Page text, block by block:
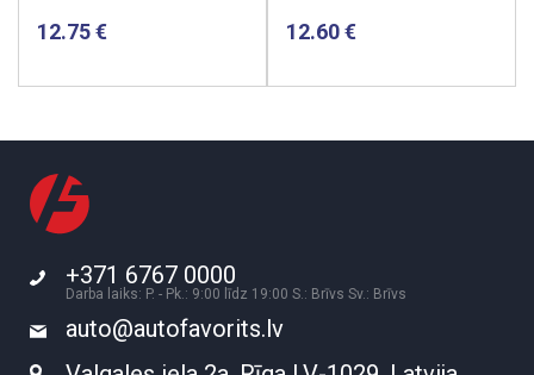
12.75 12.60
+371 6767 0000
Darba laiks: P. - Pk.: 9:00 līdz 19:00 S.: Brīvs Sv.: Brīvs
auto@autofavorits.lv